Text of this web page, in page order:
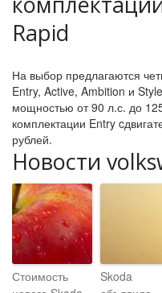
Rapid
На выбор предлагаются
Entry, Active, Ambition и
мощностью от 90 л.с. до
комплектации Entry
рублей.
Новости
Стоимость
Skoda